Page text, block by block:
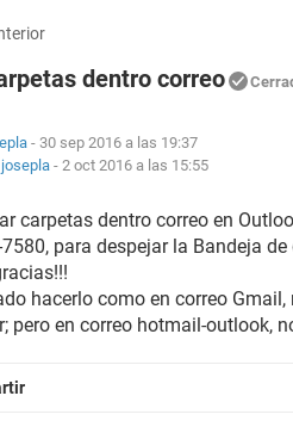
dentro correo
- 30 sep 2016 a las 19:37
josepla - 2 oct 2016 a las 15:55
carpetas dentro correo en
para despejar la Bandeja de
hacerlo como en correo
pero en correo hotmail-outlook,